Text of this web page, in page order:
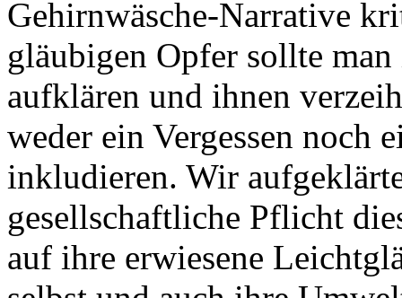
Gehirnwäsche-Narrative
gläubigen Opfer sollte
aufklären und ihnen
weder ein Vergessen noch
inkludieren. Wir
gesellschaftliche Pflicht
auf ihre erwiesene